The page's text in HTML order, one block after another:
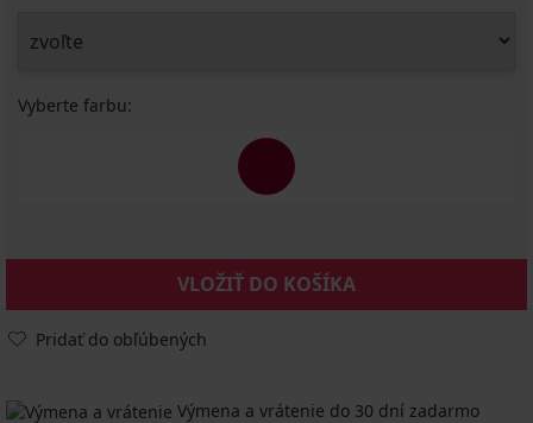
Vyberte farbu:
VLOŽIŤ DO KOŠÍKA
Pridať do obľúbených
Výmena a vrátenie do 30 dní zadarmo